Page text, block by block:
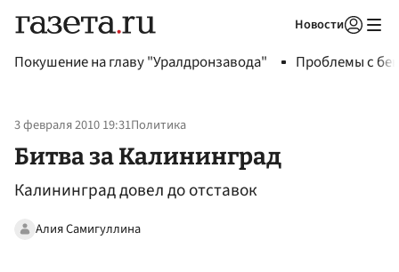
Новости
Покушение на главу "Уралдронзавода" Проблемы с
3 февраля 2010 19:31Политика
Битва за Калининград
Калининград довел до отставок
Алия Самигуллина